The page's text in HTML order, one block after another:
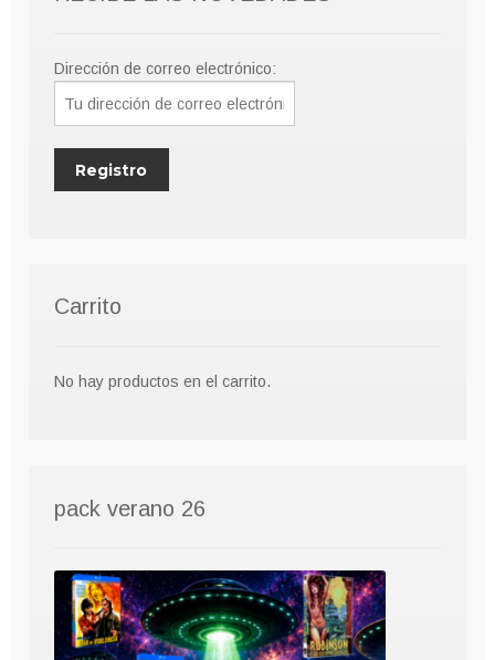
Dirección de correo electrónico:
Carrito
No hay productos en el carrito.
pack verano 26